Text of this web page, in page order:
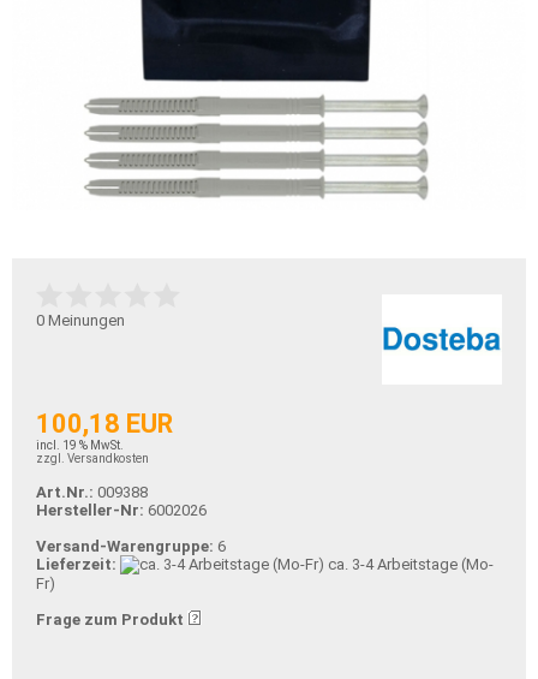
0 Meinungen
100,18 EUR
incl. 19 % MwSt.
zzgl. Versandkosten
Art.Nr.: 009388
Hersteller-Nr: 6002026
Versand-Warengruppe: 6
Lieferzeit:
ca. 3-4 Arbeitstage (Mo-
Fr)
Frage zum Produkt